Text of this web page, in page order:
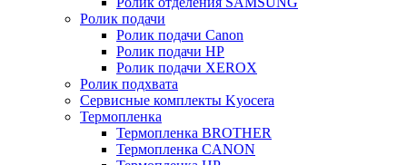
Ролик подачи
Ролик подачи Canon
Ролик подачи HP
Ролик подачи XEROX
Ролик подхвата
Сервисные комплекты Kyocera
Термопленка
Термопленка BROTHER
Термопленка CANON